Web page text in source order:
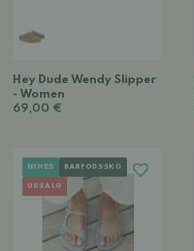
Hey Dude Wendy Slipper
- Women
69,00 €
NYHED BARFODSSKO
UDSALG